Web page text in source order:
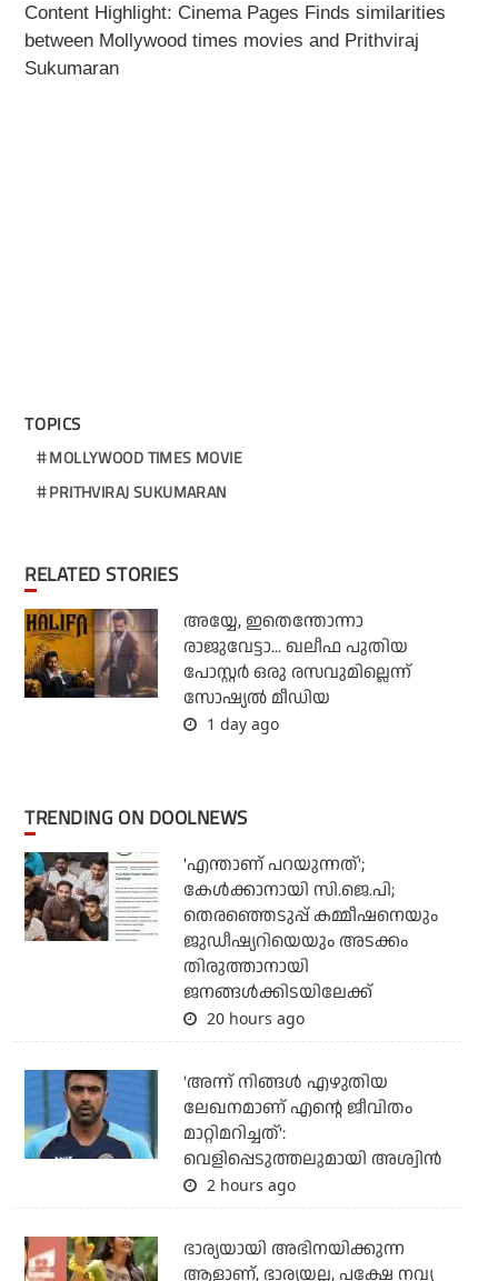
Content Highlight: Cinema Pages Finds similarities
between Mollywood times movies and Prithviraj
Sukumaran
TOPICS
MOLLYWOOD TIMES MOVIE
PRITHVIRAJ SUKUMARAN
RELATED STORIES
അയ്യേ, ഇതെന്തോന്നാ
രാജുവേട്ടാ... ഖലീഫ പുതിയ
പോസ്റ്റര്‍ ഒരു രസവുമില്ലെന്ന്
സോഷ്യല്‍ മീഡിയ
1 day ago
TRENDING ON DOOLNEWS
'എന്താണ് പറയുന്നത്';
കേള്‍ക്കാനായി സി.ജെ.പി;
തെരഞ്ഞെടുപ്പ് കമ്മീഷനെയും
ജുഡീഷ്യറിയെയും അടക്കം
തിരുത്താനായി
ജനങ്ങള്‍ക്കിടയിലേക്ക്
20 hours ago
'അന്ന് നിങ്ങള്‍ എഴുതിയ
ലേഖനമാണ് എന്റെ ജീവിതം
മാറ്റിമറിച്ചത്':
വെളിപ്പെടുത്തലുമായി അശ്വിന്‍
2 hours ago
ഭാര്യയായി അഭിനയിക്കുന്ന
ആളാണ്, ഭാര്യയല്ല, പക്ഷേ നവ്യ